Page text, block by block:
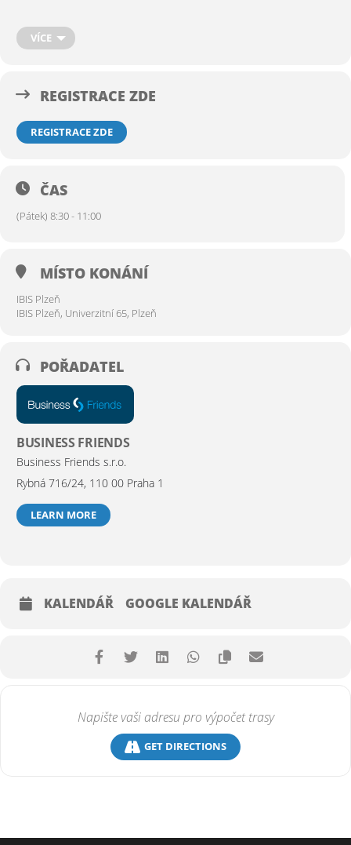
Kontakt:Petr Škarecký,
skarecky@seznam.cz
VÍCE
REGISTRACE ZDE
REGISTRACE ZDE
ČAS
(Pátek) 8:30 - 11:00
MÍSTO KONÁNÍ
IBIS Plzeň
IBIS Plzeň, Univerzitní 65, Plzeň
POŘADATEL
BUSINESS FRIENDS
Business Friends s.r.o.
Rybná 716/24, 110 00 Praha 1
LEARN MORE
KALENDÁŘ GOOGLE KALENDÁŘ
GET DIRECTIONS